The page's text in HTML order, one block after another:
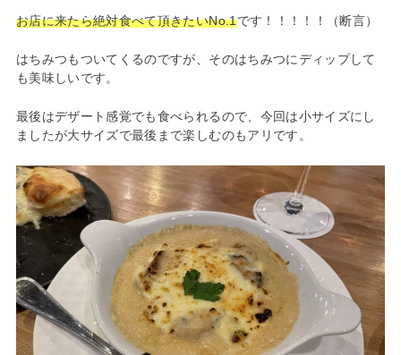
お店に来たら絶対食べて頂きたいNo.1です！！！！！（断言）
はちみつもついてくるのですが、そのはちみつにディップして
も美味しいです。
最後はデザート感覚でも食べられるので、今回は小サイズにし
ましたが大サイズで最後まで楽しむのもアリです。